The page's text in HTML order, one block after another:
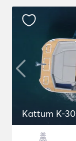
Kattum K-30